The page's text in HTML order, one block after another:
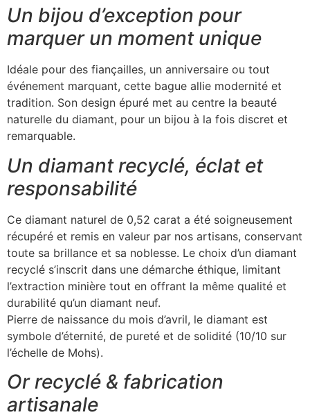
Un bijou d’exception pour
marquer un moment unique
Idéale pour des fiançailles, un anniversaire ou tout
événement marquant, cette bague allie modernité et
tradition. Son design épuré met au centre la beauté
naturelle du diamant, pour un bijou à la fois discret et
remarquable.
Un diamant recyclé, éclat et
responsabilité
Ce diamant naturel de 0,52 carat a été soigneusement
récupéré et remis en valeur par nos artisans, conservant
toute sa brillance et sa noblesse. Le choix d’un diamant
recyclé s’inscrit dans une démarche éthique, limitant
l’extraction minière tout en offrant la même qualité et
durabilité qu’un diamant neuf.
Pierre de naissance du mois d’avril, le diamant est
symbole d’éternité, de pureté et de solidité (10/10 sur
l’échelle de Mohs).
Or recyclé & fabrication
artisanale